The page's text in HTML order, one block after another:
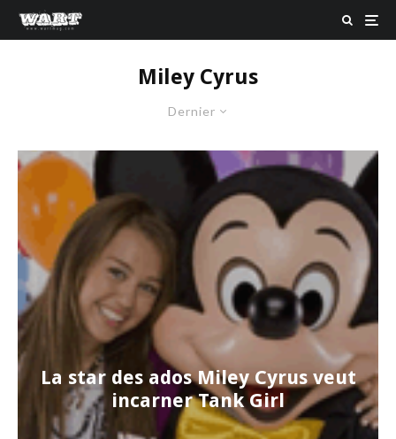
Miley Cyrus
Dernier
La star des ados Miley Cyrus veut
incarner Tank Girl